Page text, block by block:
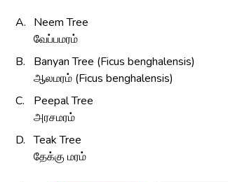
A. Neem Tree
வேப்பமரம்
B.
Banyan Tree (Ficus benghalensis)
ஆலமரம் (Ficus benghalensis)
C.
Peepal Tree
அரசமரம்
D.
Teak Tree
தேக்கு மரம்